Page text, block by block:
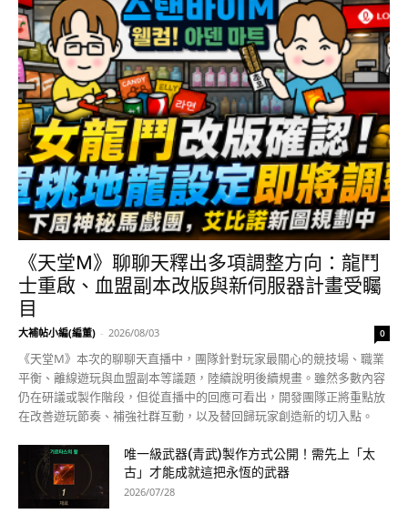
《天堂M》聊聊天釋出多項調整方向：龍鬥
士重啟、血盟副本改版與新伺服器計畫受矚
目
大補帖小編(編董) - 2026/08/03 0
《天堂M》本次的聊聊天直播中，團隊針對玩家最關心的競技場、職業
平衡、離線遊玩與血盟副本等議題，陸續說明後續規畫。雖然多數內容
仍在研議或製作階段，但從直播中的回應可看出，開發團隊正將重點放
在改善遊玩節奏、補強社群互動，以及替回歸玩家創造新的切入點。
唯一級武器(青武)製作方式公開！需先上「太
古」才能成就這把永恆的武器
2026/07/28